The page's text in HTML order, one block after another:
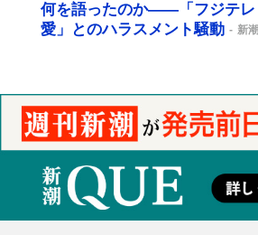
何を語ったのか――「フジテレ
愛」とのハラスメント騒動
新